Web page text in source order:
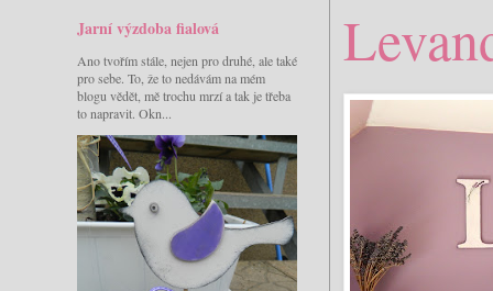
Jarní výzdoba fialová
Ano tvořím stále, nejen pro druhé, ale také
pro sebe. To, že to nedávám na mém
blogu vědět, mě trochu mrzí a tak je třeba
to napravit. Okn...